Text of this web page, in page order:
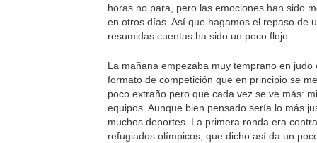
horas no para, pero las emociones han sido
en otros días. Así que hagamos el repaso de
resumidas cuentas ha sido un poco flojo.
La mañana empezaba muy temprano en judo
formato de competición que en principio se
poco extraño pero que cada vez se ve más:
equipos. Aunque bien pensado sería lo más
muchos deportes. La primera ronda era
refugiados olímpicos, que dicho así da un